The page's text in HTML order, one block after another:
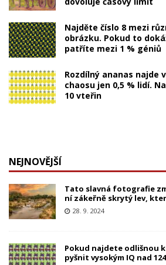
Najděte číslo 8 mezi
obrázku. Pokud to
patříte mezi 1 % géniů
Rozdílný ananas
chaosu jen 0,5 % lidí.
10 vteřin
NEJNOVĚJŠÍ
Tato slavná fotografie
ní zákeřně skrytý lev,
28. 9. 2024
Pokud najdete odlišnou
pyšnit vysokým IQ nad